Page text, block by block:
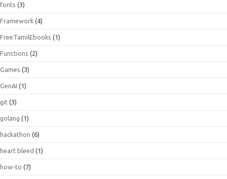
fonts (3)
Framework (4)
FreeTamilEbooks (1)
Functions (2)
Games (3)
GenAI (1)
git (3)
golang (1)
hackathon (6)
heart bleed (1)
how-to (7)